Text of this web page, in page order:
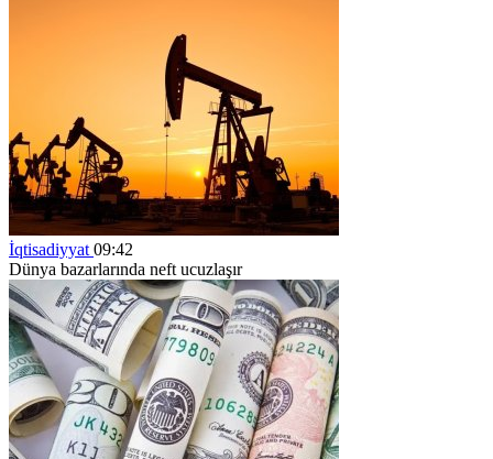
İqtisadiyyat 09:42
Dünya bazarlarında neft ucuzlaşır